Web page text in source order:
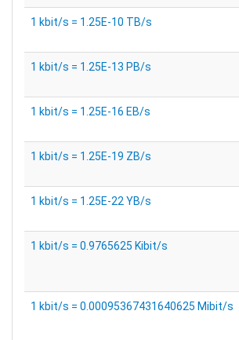
1 kbit/s = 1.25E-10 TB/s
1 kbit/s = 1.25E-13 PB/s
1 kbit/s = 1.25E-16 EB/s
1 kbit/s = 1.25E-19 ZB/s
1 kbit/s = 1.25E-22 YB/s
1 kbit/s = 0.9765625 Kibit/s
1 kbit/s = 0.00095367431640625 Mibit/s